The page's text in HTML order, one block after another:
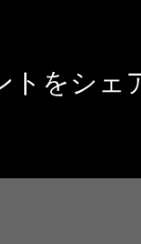
トをシェ